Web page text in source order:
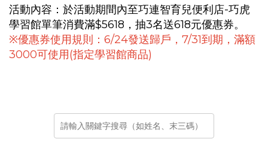
活動內容：於活動期間內至巧連智育兒便利店-巧虎
學習館單筆消費滿$5618，抽3名送618元優惠券。
※優惠券使用規則：6/24發送歸戶，7/31到期，滿額
3000可使用(指定學習館商品)